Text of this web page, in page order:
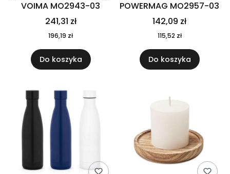
VOIMA MO2943-03
241,31 zł
196,19 zł
Do koszyka
POWERMAG MO2957-03
142,09 zł
115,52 zł
Do koszyka